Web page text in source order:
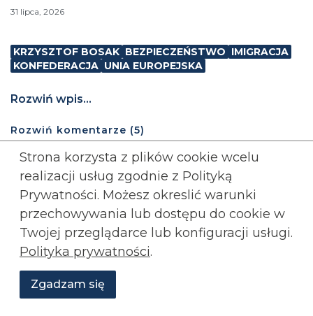
31 lipca, 2026
KRZYSZTOF BOSAK BEZPIECZEŃSTWO IMIGRACJA
KONFEDERACJA UNIA EUROPEJSKA
Rozwiń wpis...
Rozwiń komentarze (5)
Załaduj więcej
Strona korzysta z plików cookie wcelu
realizacji usług zgodnie z Polityką
Prywatności. Możesz okreslić warunki
przechowywania lub dostępu do cookie w
Twojej przeglądarce lub konfiguracji usługi.
Polityka prywatności.
Zgadzam się